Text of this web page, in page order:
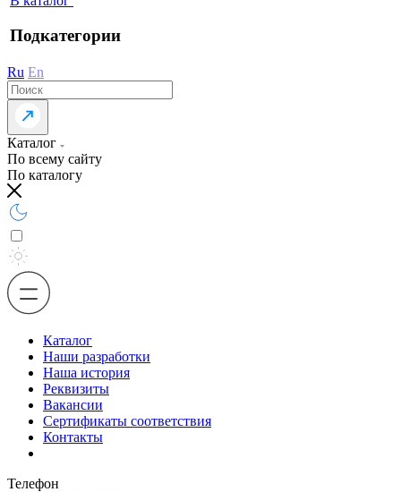
Подкатегории
Ru En
Каталог
По всему сайту
По каталогу
Каталог
Наши разработки
Наша история
Реквизиты
Вакансии
Сертификаты соответствия
Контакты
Телефон